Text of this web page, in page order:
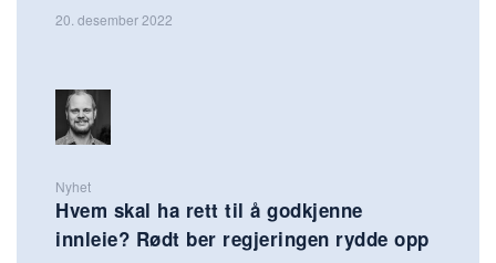
20. desember 2022
Nyhet
Hvem skal ha rett til å godkjenne
innleie? Rødt ber regjeringen rydde opp